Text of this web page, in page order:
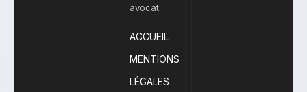
avocat.
ACCUEIL
MENTIONS
LÉGALES